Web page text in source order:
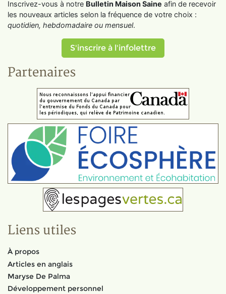
Inscrivez-vous à notre Bulletin Maison Saine afin de recevoir
les nouveaux articles selon la fréquence de votre choix :
quotidien, hebdomadaire ou mensuel.
S'inscrire à l'infolettre
Partenaires
Liens utiles
À propos
Articles en anglais
Maryse De Palma
Développement personnel